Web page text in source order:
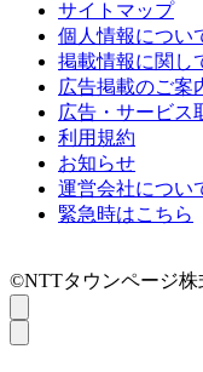
サイトマップ
個人情報につい
掲載情報に関し
広告掲載のご案
広告・サービス
利用規約
お知らせ
運営会社につい
緊急時はこちら
©NTTタウンページ株